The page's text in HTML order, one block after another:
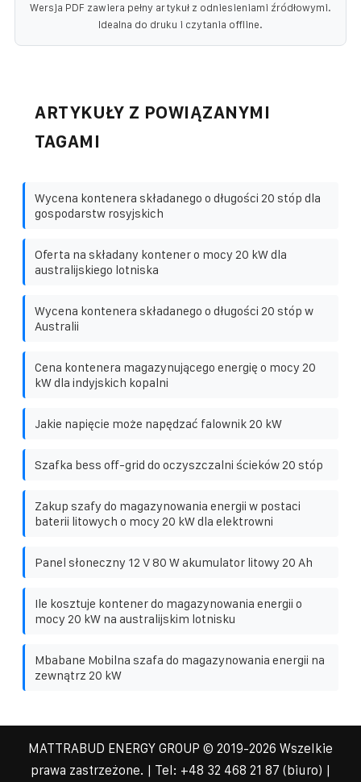
Wersja PDF zawiera pełny artykuł z odniesieniami źródłowymi.
Idealna do druku i czytania offline.
ARTYKUŁY Z POWIĄZANYMI
TAGAMI
Wycena kontenera składanego o długości 20 stóp dla
gospodarstw rosyjskich
Oferta na składany kontener o mocy 20 kW dla
australijskiego lotniska
Wycena kontenera składanego o długości 20 stóp w
Australii
Cena kontenera magazynującego energię o mocy 20
kW dla indyjskich kopalni
Jakie napięcie może napędzać falownik 20 kW
Szafka bess off-grid do oczyszczalni ścieków 20 stóp
Zakup szafy do magazynowania energii w postaci
baterii litowych o mocy 20 kW dla elektrowni
Panel słoneczny 12 V 80 W akumulator litowy 20 Ah
Ile kosztuje kontener do magazynowania energii o
mocy 20 kW na australijskim lotnisku
Mbabane Mobilna szafa do magazynowania energii na
zewnątrz 20 kW
MATTRABUD ENERGY GROUP © 2019-2026 Wszelkie
prawa zastrzeżone. | Tel: +48 32 468 21 87 (biuro) |